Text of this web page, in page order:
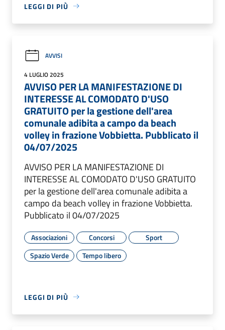
LEGGI DI PIÙ
AVVISI
4 LUGLIO 2025
AVVISO PER LA MANIFESTAZIONE DI
INTERESSE AL COMODATO D'USO
GRATUITO per la gestione dell'area
comunale adibita a campo da beach
volley in frazione Vobbietta. Pubblicato il
04/07/2025
AVVISO PER LA MANIFESTAZIONE DI
INTERESSE AL COMODATO D'USO GRATUITO
per la gestione dell'area comunale adibita a
campo da beach volley in frazione Vobbietta.
Pubblicato il 04/07/2025
Associazioni Concorsi
Sport
Spazio Verde
Tempo libero
LEGGI DI PIÙ